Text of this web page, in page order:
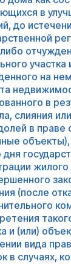
в
до
участка
на
в
слияния
в праве
дня
(после
и (или)
вида
в случаях,